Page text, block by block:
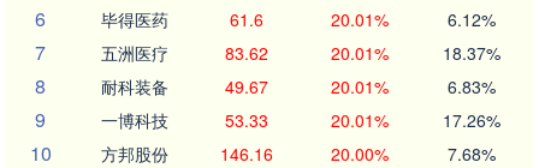
6 毕得医药 61.6 20.01% 6.12%
7 五洲医疗 83.62 20.01% 18.37%
8 耐科装备 49.67 20.01% 6.83%
9 一博科技 53.33 20.01% 17.26%
10 方邦股份 146.16 20.00% 7.68%